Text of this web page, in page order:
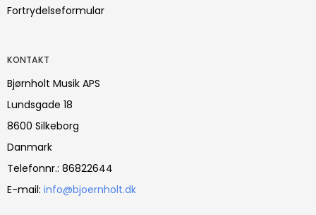
Fortrydelseformular
KONTAKT
Bjørnholt Musik APS
Lundsgade 18
8600 Silkeborg
Danmark
Telefonnr.: 86822644
E-mail: info@bjoernholt.dk